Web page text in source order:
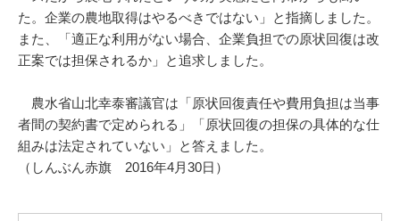
た。企業の農地取得はやるべきではない」と指摘しました。
また、「適正な利用がない場合、企業負担での原状回復は改
正案では担保されるか」と追求しました。
農水省山北幸泰審議官は「原状回復責任や費用負担は当事
者間の契約書で定められる」「原状回復の担保の具体的な仕
組みは法定されていない」と答えました。
（しんぶん赤旗 2016年4月30日）